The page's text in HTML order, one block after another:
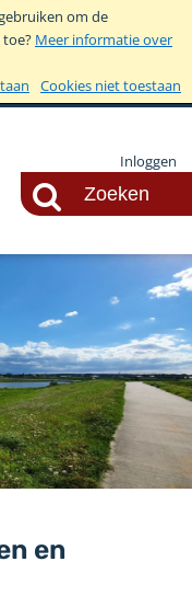
om de
Meer informatie over
Cookies niet toestaan
Inloggen
en